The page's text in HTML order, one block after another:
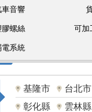
車音響
膠螺絲 可加
電系統
基隆市
台北市
彰化縣
雲林縣